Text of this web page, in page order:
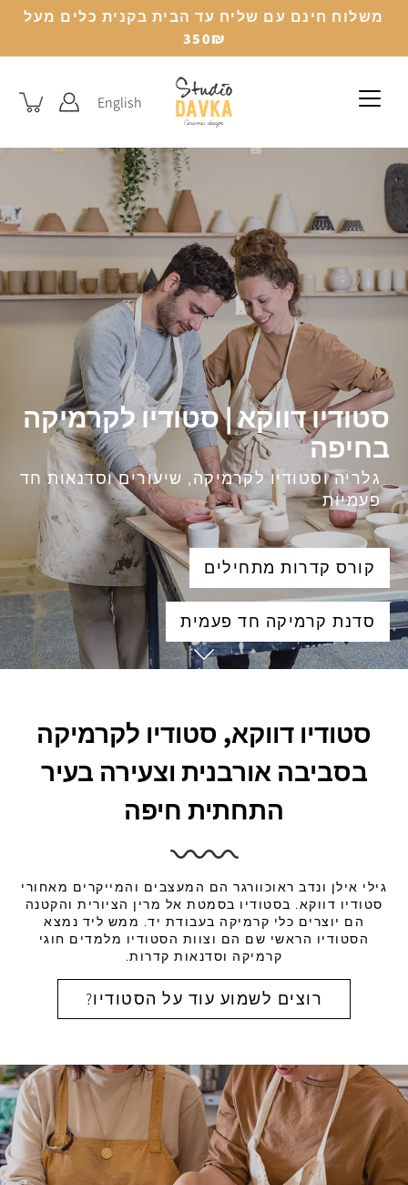
משלוח חינם עם שליח עד הבית בקנית כלים מעל
350₪
English
סטודיו דווקא | סטודיו לקרמיקה
בחיפה
גלריה וסטודיו לקרמיקה, שיעורים וסדנאות חד
פעמיות
קורס קדרות מתחילים
סדנת קרמיקה חד פעמית
סטודיו דווקא, סטודיו לקרמיקה
בסביבה אורבנית וצעירה בעיר
התחתית חיפה
גילי אילן ונדב ראוכוורגר הם המעצבים והמייקרים מאחורי
סטודיו דווקא. בסטודיו בסמטת אל מרין הציורית והקטנה
הם יוצרים כלי קרמיקה בעבודת יד. ממש ליד נמצא
הסטודיו הראשי שם הם וצוות הסטודיו מלמדים חוגי
קרמיקה וסדנאות קדרות.
רוצים לשמוע עוד על הסטודיו?